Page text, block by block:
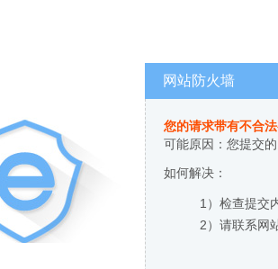
网站防火墙
您的请求带有不合
可能原因：您提交
如何解决：
1）检查提交
2）请联系网